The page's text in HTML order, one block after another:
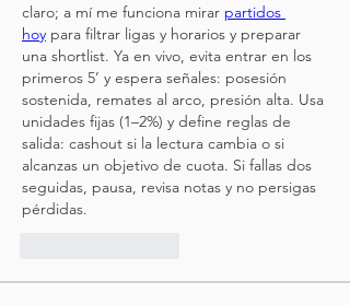
claro; a mí me funciona mirar partidos
hoy para filtrar ligas y horarios y preparar
una shortlist. Ya en vivo, evita entrar en los
primeros 5’ y espera señales: posesión
sostenida, remates al arco, presión alta. Usa
unidades fijas (1–2%) y define reglas de
salida: cashout si la lectura cambia o si
alcanzas un objetivo de cuota. Si fallas dos
seguidas, pausa, revisa notas y no persigas
pérdidas.